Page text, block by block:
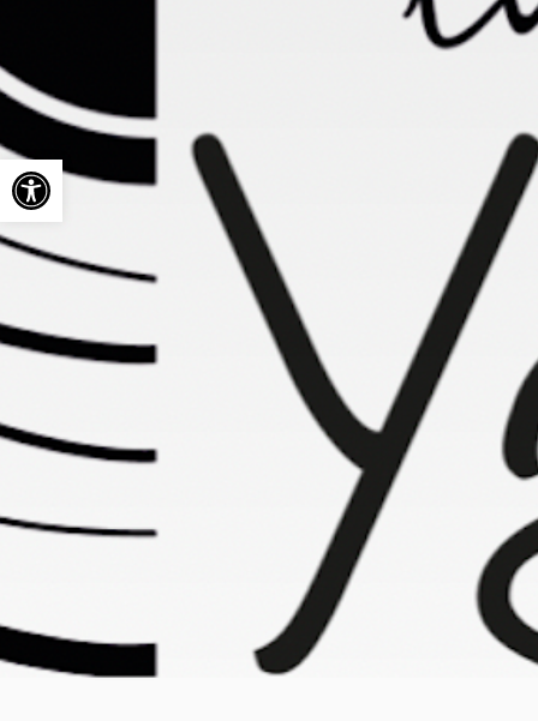
Ouvrir la barre d’outils